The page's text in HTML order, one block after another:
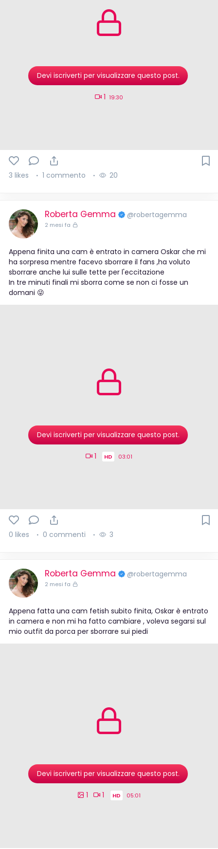
Devi iscriverti per visualizzare questo post.
1 19:30
3 likes 1 commento 20
Roberta Gemma @robertagemma
2 mesi fa
Appena finita una cam è entrato in camera Oskar che mi
ha sorpresa mentre facevo sborrare il fans ,ha voluto
sborrare anche lui sulle tette per l'eccitazione
In tre minuti finali mi sborra come se non ci fosse un
domani 😜
Devi iscriverti per visualizzare questo post.
1 HD 03:01
0 likes 0 commenti 3
Roberta Gemma @robertagemma
2 mesi fa
Appena fatta una cam fetish subito finita, Oskar è entrato
in camera e non mi ha fatto cambiare , voleva segarsi sul
mio outfit da porca per sborrare sui piedi
Devi iscriverti per visualizzare questo post.
1 1 HD 05:01